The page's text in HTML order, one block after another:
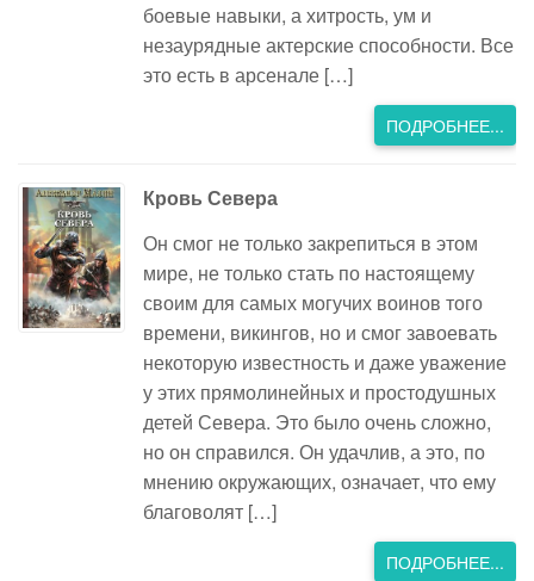
боевые навыки, а хитрость, ум и
незаурядные актерские способности. Все
это есть в арсенале […]
ПОДРОБНЕЕ...
Кровь Севера
Он смог не только закрепиться в этом
мире, не только стать по настоящему
своим для самых могучих воинов того
времени, викингов, но и смог завоевать
некоторую известность и даже уважение
у этих прямолинейных и простодушных
детей Севера. Это было очень сложно,
но он справился. Он удачлив, а это, по
мнению окружающих, означает, что ему
благоволят […]
ПОДРОБНЕЕ...